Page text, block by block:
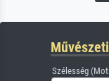
Szélesség